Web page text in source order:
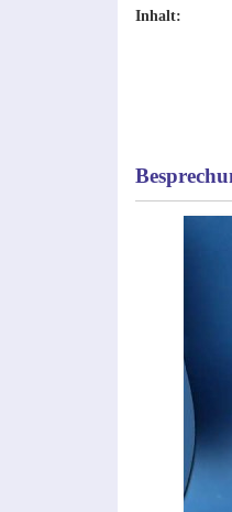
Inhalt: